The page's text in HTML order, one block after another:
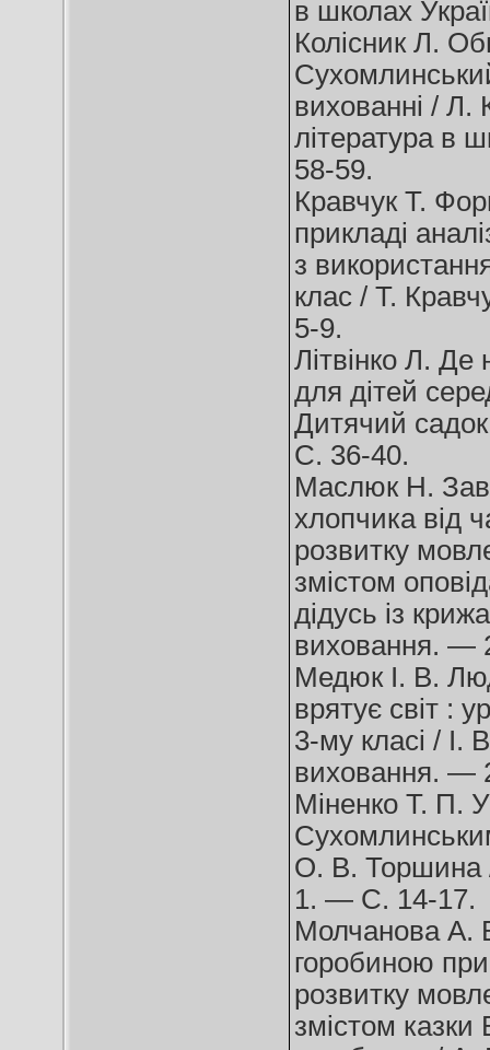
в школах
Колісник Л.
вихованні / Л.
література
58-59.
Кравчук Т.
прикладі
з
клас / Т.
5-9.
Літвінко Л. Де
для дітей
Дитячий
С. 36-40.
Маслюк Н.
хлопчика від
розвитку
змістом
дідусь із
виховання.
Медюк І. В.
врятує світ :
3-му класі / І.
виховання.
Міненко Т. П.
О. В. Торшина
1. — С. 14-17.
Молчанова А.
горобиною
розвитку
змістом